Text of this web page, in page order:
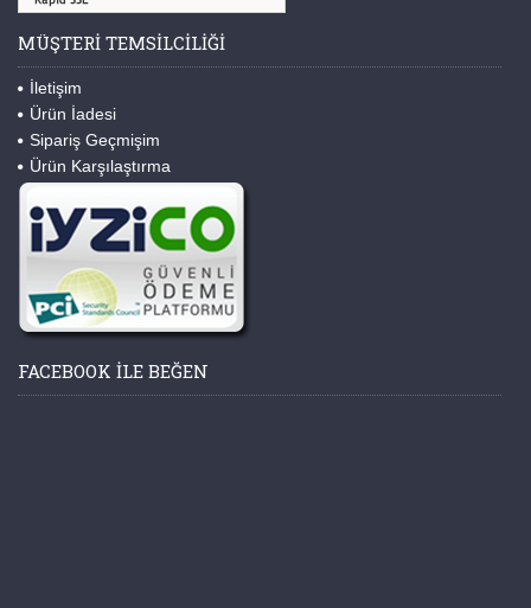
MÜŞTERI TEMSILCILIĞI
İletişim
Ürün İadesi
Sipariş Geçmişim
Ürün Karşılaştırma
FACEBOOK ILE BEĞEN